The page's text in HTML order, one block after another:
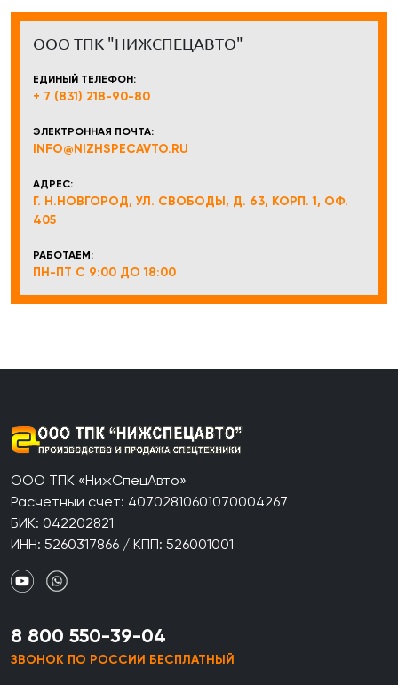
ООО ТПК "НИЖСПЕЦАВТО"
ЕДИНЫЙ ТЕЛЕФОН:
+ 7 (831) 218-90-80
ЭЛЕКТРОННАЯ ПОЧТА:
INFO@NIZHSPECAVTO.RU
АДРЕС:
Г. Н.НОВГОРОД, УЛ. СВОБОДЫ, Д. 63, КОРП. 1, ОФ.
405
РАБОТАЕМ:
ПН-ПТ С 9:00 ДО 18:00
ООО ТПК «НижСпецАвто»
Расчетный счет: 40702810601070004267
БИК: 042202821
ИНН: 5260317866 / КПП: 526001001
8 800 550-39-04
ЗВОНОК ПО РОССИИ БЕСПЛАТНЫЙ